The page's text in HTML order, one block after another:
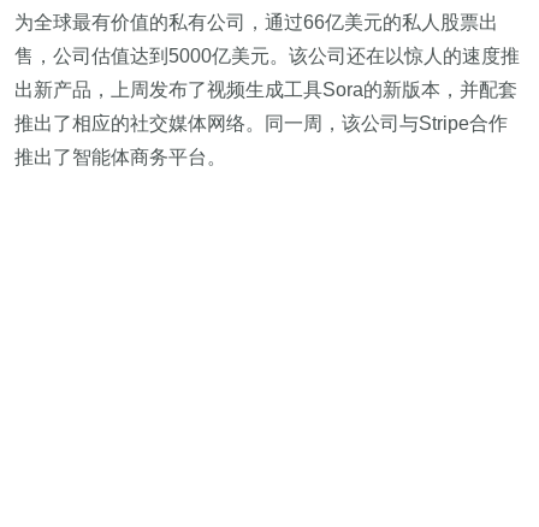
为全球最有价值的私有公司，通过66亿美元的私人股票出
售，公司估值达到5000亿美元。该公司还在以惊人的速度推
出新产品，上周发布了视频生成工具Sora的新版本，并配套
推出了相应的社交媒体网络。同一周，该公司与Stripe合作
推出了智能体商务平台。